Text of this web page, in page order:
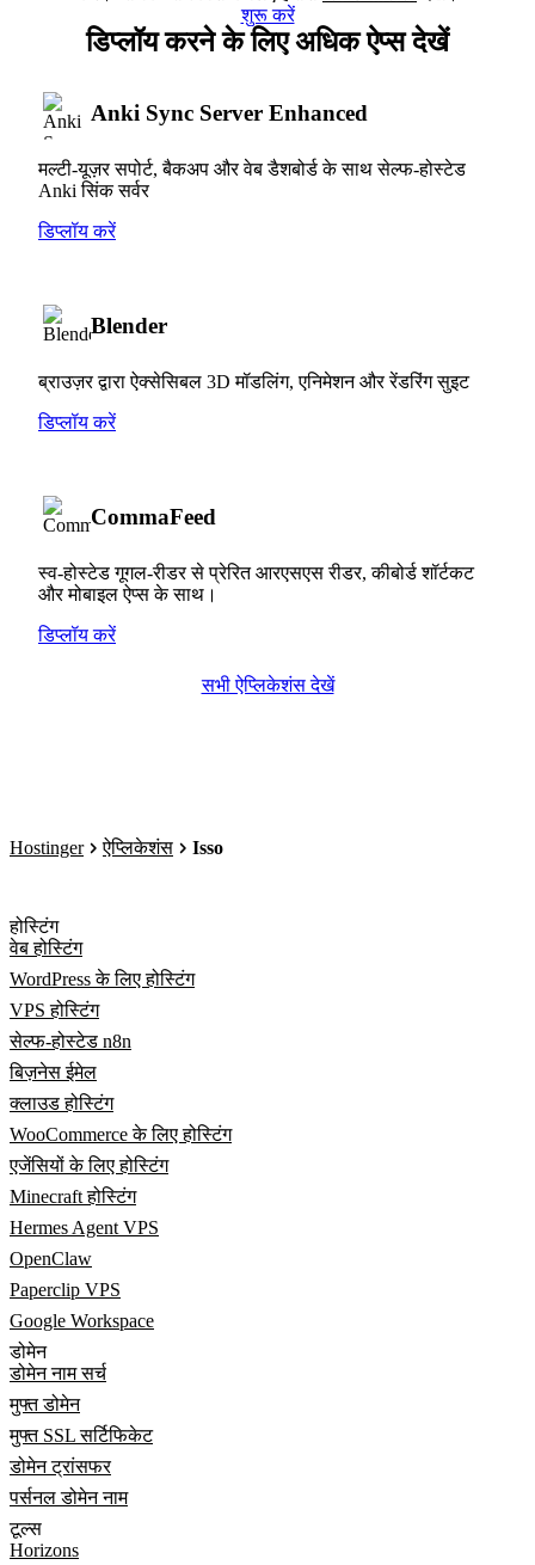
शुरू करें
डिप्लॉय करने के लिए अधिक ऐप्स देखें
Anki Sync Server Enhanced
मल्टी-यूज़र सपोर्ट, बैकअप और वेब डैशबोर्ड के साथ सेल्फ-होस्टेड
Anki सिंक सर्वर
डिप्लॉय करें
Blender
ब्राउज़र द्वारा ऐक्सेसिबल 3D मॉडलिंग, एनिमेशन और रेंडरिंग सुइट
डिप्लॉय करें
CommaFeed
स्व-होस्टेड गूगल-रीडर से प्रेरित आरएसएस रीडर, कीबोर्ड शॉर्टकट
और मोबाइल ऐप्स के साथ।
डिप्लॉय करें
सभी ऐप्लिकेशंस देखें
Hostinger ऐप्लिकेशंस Isso
होस्टिंग
वेब होस्टिंग
WordPress के लिए होस्टिंग
VPS होस्टिंग
सेल्फ-होस्टेड n8n
बिज़नेस ईमेल
क्लाउड होस्टिंग
WooCommerce के लिए होस्टिंग
एजेंसियों के लिए होस्टिंग
Minecraft होस्टिंग
Hermes Agent VPS
OpenClaw
Paperclip VPS
Google Workspace
डोमेन
डोमेन नाम सर्च
मुफ्त डोमेन
मुफ्त SSL सर्टिफिकेट
डोमेन ट्रांसफर
पर्सनल डोमेन नाम
टूल्स
Horizons